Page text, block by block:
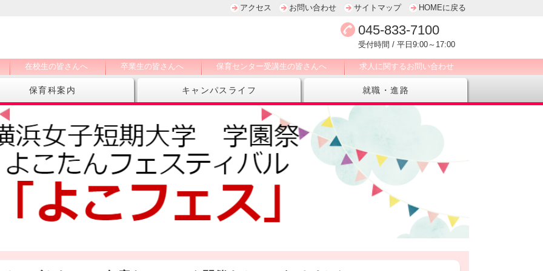
アクセス お問い合わせ サイトマップ HOMEに戻る
045-833-7100
受付時間 / 平日9:00～17:00
在校生の皆さんへ 卒業生の皆さんへ 保育センター受講生の皆さんへ 求人に関するお問い合わせ
保育科案内 キャンパスライフ 就職・進路